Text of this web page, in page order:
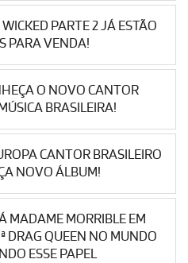
PARTE 2 JÁ ESTÃO
PARA VENDA!
O NOVO CANTOR
BRASILEIRA!
CANTOR BRASILEIRO
NOVO ÁLBUM!
MADAME MORRIBLE EM
DRAG QUEEN NO MUNDO
ESSE PAPEL